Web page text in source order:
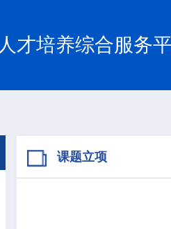
人才培养综合服务
课题立项